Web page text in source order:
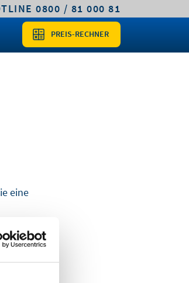
0800 / 81 000 81
PREIS-RECHNER
eine